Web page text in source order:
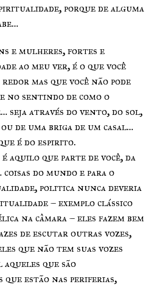
porque de alguma
e mulheres, fortes e
ao meu ver, é o que você
mas que você não pode
no sentindo de como o
seja através do vento, do sol,
de uma briga de um casal…
é do espirito.
aquilo que parte de você, da
do mundo e para o
politica nunca deveria
– exemplo clássico
na câmara – eles fazem bem
de escutar outras vozes,
que não tem suas vozes
que são
que estão nas periferias,